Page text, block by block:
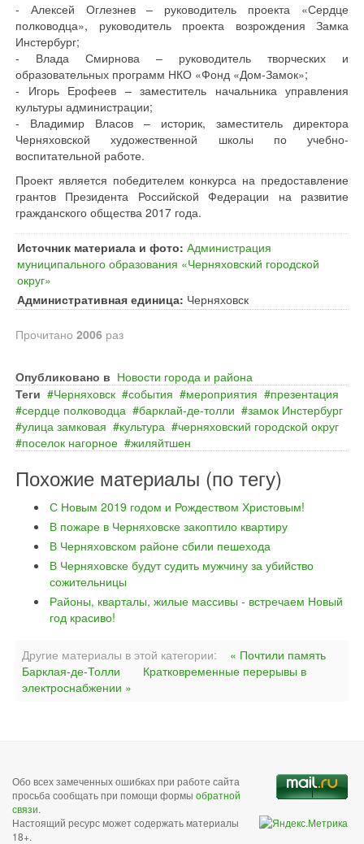
- Алексей Оглезнев – руководитель проекта «Сердце
полководца», руководитель проекта возрождения Замка
Инстербург;
- Влада Смирнова – руководитель творческих и
образовательных программ НКО «Фонд «Дом-Замок»;
- Игорь Ерофеев – заместитель начальника управления
культуры администрации;
- Владимир Власов – историк, заместитель директора
Черняховской художественной школы по учебно-
воспитательной работе.
Проект является победителем конкурса на предоставление
грантов Президента Российской Федерации на развитие
гражданского общества 2017 года.
Источник материала и фото: Администрация
муниципального образования «Черняховский городской
округ»
Административная единица: Черняховск
Прочитано 2006 раз
Опубликовано в Новости города и района
Теги
Черняховск события мероприятия
презентация
сердце полководца
барклай‐де‐толли
замок Инстербург
улица замковая
культура
черняховский городской округ
поселок нагорное
жиляйтшен
Похожие материалы (по тегу)
С Новым 2019 годом и Рождеством Христовым!
В пожаре в Черняховске закоптило квартиру
В Черняховском районе сбили пешехода
В Черняховске будут судить мужчину за убийство
сожительницы
Районы, кварталы, жилые массивы - встречаем Новый
год красиво!
Другие материалы в этой категории:
« Почтили память
Барклая-де-Толли
Кратковременные перерывы в
электроснабжении »
Обо всех замеченных ошибках при работе сайта
просьба сообщать при помощи формы обратной
связи.
Настоящий ресурс может содержать материалы
18+.